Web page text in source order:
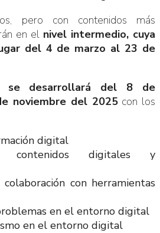
pero con contenidos más
en el nivel intermedio, cuya
del 4 de marzo al 23 de
se desarrollará del 8 de
noviembre del 2025con los
digital
contenidos digitales y
colaboración con herramientas
en el entorno digital
en el entorno digital